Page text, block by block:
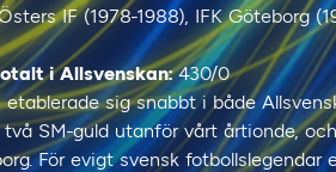
IF (1978-1988), IFK Göteborg
i Allsvenskan:430/0
etablerade sig snabbt i både
SM-guld utanför vårt årtionde,
För evigt svensk fotbollslegendar